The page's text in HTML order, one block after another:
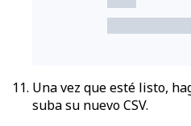
Una vez que esté listo,
suba su nuevo CSV.